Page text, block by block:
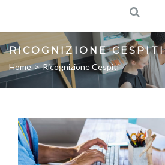
RICOGNIZIONE CESPITI
Home > Ricognizione Cespiti